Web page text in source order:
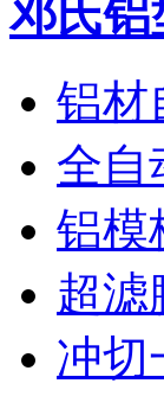
邓氏铝
铝材
全自
铝模
超滤
冲切